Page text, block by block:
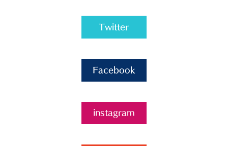
Twitter
Facebook
instagram